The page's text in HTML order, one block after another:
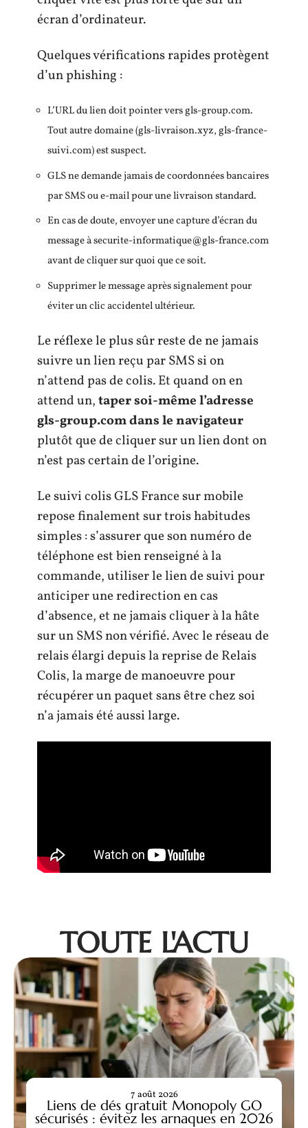
écran d’ordinateur.
Quelques vérifications rapides protègent
d’un phishing :
L’URL du lien doit pointer vers gls-group.com.
Tout autre domaine (gls-livraison.xyz, gls-france-
suivi.com) est suspect.
GLS ne demande jamais de coordonnées bancaires
par SMS ou e-mail pour une livraison standard.
En cas de doute, envoyer une capture d’écran du
message àsecurite-informatique@gls-france.com
avant de cliquer sur quoi que ce soit.
Supprimer le message après signalement pour
éviter un clic accidentel ultérieur.
Le réflexe le plus sûr reste de ne jamais
suivre un lien reçu par SMS si on
n’attend pas de colis. Et quand on en
attend un,taper soi-même l’adresse
gls-group.com dans le navigateur
plutôt que de cliquer sur un lien dont on
n’est pas certain de l’origine.
Le suivi colis GLS France sur mobile
repose finalement sur trois habitudes
simples : s’assurer que son numéro de
téléphone est bien renseigné à la
commande, utiliser le lien de suivi pour
anticiper une redirection en cas
d’absence, et ne jamais cliquer à la hâte
sur un SMS non vérifié. Avec le réseau de
relais élargi depuis la reprise de Relais
Colis, la marge de manoeuvre pour
récupérer un paquet sans être chez soi
n’a jamais été aussi large.
TOUTE L'ACTU
Liens de dés gratuit Monopoly GO
sécurisés : évitez les arnaques en 2026
7 août 2026